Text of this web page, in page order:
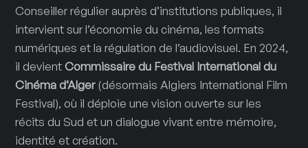
Conseiller régulier auprès d’institutions publiques, il
intervient sur l’économie du cinéma, les formats
numériques et la régulation de l’audiovisuel. En 2024,
il devientCommissaire du Festival International du
Cinéma d’Alger(désormais Algiers International Film
Festival), où il déploie une vision ouverte sur les
récits du Sud et un dialogue vivant entre mémoire,
identité et création.